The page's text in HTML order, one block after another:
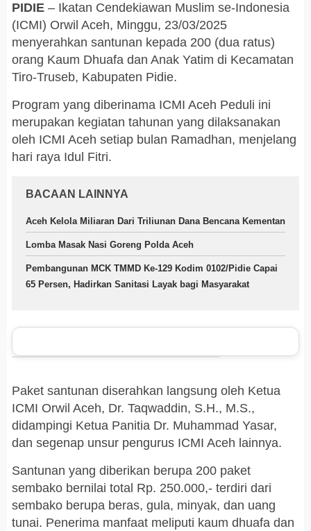
PIDIE – Ikatan Cendekiawan Muslim se-Indonesia
(ICMI) Orwil Aceh, Minggu, 23/03/2025
menyerahkan santunan kepada 200 (dua ratus)
orang Kaum Dhuafa dan Anak Yatim di Kecamatan
Tiro-Truseb, Kabupaten Pidie.
Program yang diberinama ICMI Aceh Peduli ini
merupakan kegiatan tahunan yang dilaksanakan
oleh ICMI Aceh setiap bulan Ramadhan, menjelang
hari raya Idul Fitri.
BACAAN LAINNYA
Aceh Kelola Miliaran Dari Triliunan Dana Bencana Kementan
Lomba Masak Nasi Goreng Polda Aceh
Pembangunan MCK TMMD Ke-129 Kodim 0102/Pidie Capai
65 Persen, Hadirkan Sanitasi Layak bagi Masyarakat
Paket santunan diserahkan langsung oleh Ketua
ICMI Orwil Aceh, Dr. Taqwaddin, S.H., M.S.,
didampingi Ketua Panitia Dr. Muhammad Yasar,
dan segenap unsur pengurus ICMI Aceh lainnya.
Santunan yang diberikan berupa 200 paket
sembako bernilai total Rp. 250.000,- terdiri dari
sembako berupa beras, gula, minyak, dan uang
tunai. Penerima manfaat meliputi kaum dhuafa dan